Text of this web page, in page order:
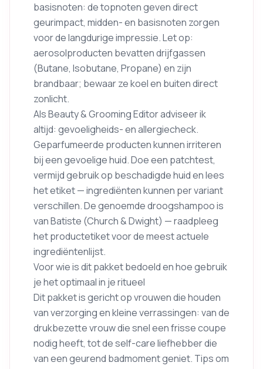
basisnoten: de topnoten geven direct
geurimpact, midden- en basisnoten zorgen
voor de langdurige impressie. Let op:
aerosolproducten bevatten drijfgassen
(Butane, Isobutane, Propane) en zijn
brandbaar; bewaar ze koel en buiten direct
zonlicht.
Als Beauty & Grooming Editor adviseer ik
altijd: gevoeligheids- en allergiecheck.
Geparfumeerde producten kunnen irriteren
bij een gevoelige huid. Doe een patchtest,
vermijd gebruik op beschadigde huid en lees
het etiket — ingrediënten kunnen per variant
verschillen. De genoemde droogshampoo is
van Batiste (Church & Dwight) — raadpleeg
het productetiket voor de meest actuele
ingrediëntenlijst.
Voor wie is dit pakket bedoeld en hoe gebruik
je het optimaal in je ritueel
Dit pakket is gericht op vrouwen die houden
van verzorging en kleine verrassingen: van de
drukbezette vrouw die snel een frisse coupe
nodig heeft, tot de self-care liefhebber die
van een geurend badmoment geniet. Tips om